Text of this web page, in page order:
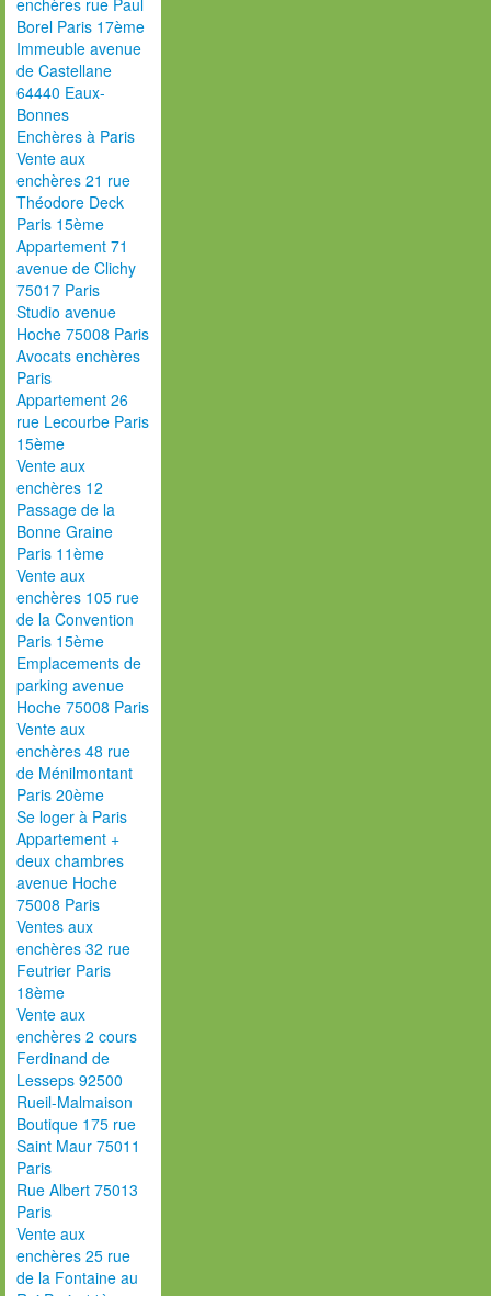
enchères rue Paul
Borel Paris 17ème
Immeuble avenue
de Castellane
64440 Eaux-
Bonnes
Enchères à Paris
Vente aux
enchères 21 rue
Théodore Deck
Paris 15ème
Appartement 71
avenue de Clichy
75017 Paris
Studio avenue
Hoche 75008 Paris
Avocats enchères
Paris
Appartement 26
rue Lecourbe Paris
15ème
Vente aux
enchères 12
Passage de la
Bonne Graine
Paris 11ème
Vente aux
enchères 105 rue
de la Convention
Paris 15ème
Emplacements de
parking avenue
Hoche 75008 Paris
Vente aux
enchères 48 rue
de Ménilmontant
Paris 20ème
Se loger à Paris
Appartement +
deux chambres
avenue Hoche
75008 Paris
Ventes aux
enchères 32 rue
Feutrier Paris
18ème
Vente aux
enchères 2 cours
Ferdinand de
Lesseps 92500
Rueil-Malmaison
Boutique 175 rue
Saint Maur 75011
Paris
Rue Albert 75013
Paris
Vente aux
enchères 25 rue
de la Fontaine au